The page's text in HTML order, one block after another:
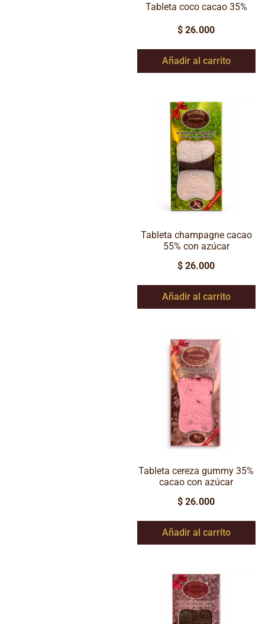
Tableta coco cacao 35%
$ 26.000
Añadir al carrito
Tableta champagne cacao
55% con azúcar
$ 26.000
Añadir al carrito
Tableta cereza gummy 35%
cacao con azúcar
$ 26.000
Añadir al carrito